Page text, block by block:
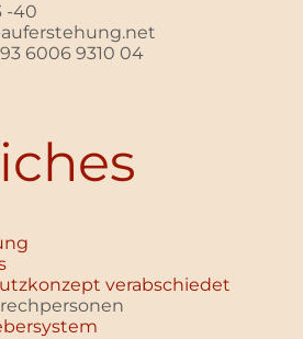
-40
6006 9310 04
verabschiedet